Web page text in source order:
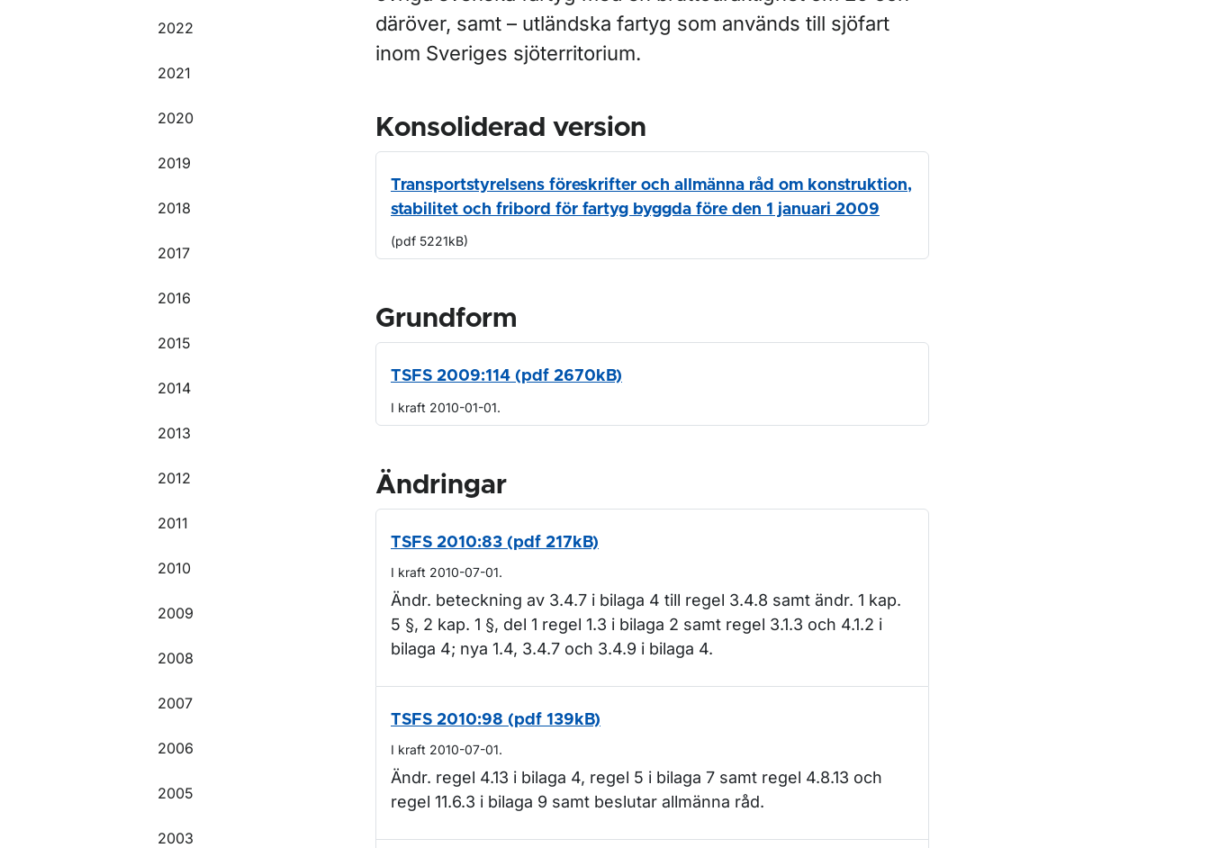
2022
2021
2020
2019
2018
2017
2016
2015
2014
2013
2012
2011
2010
2009
2008
2007
2006
2005
2003
däröver, samt – utländska fartyg som används till sjöfart
inom Sveriges sjöterritorium.
Konsoliderad version
Transportstyrelsens föreskrifter och allmänna råd om konstruktion,
stabilitet och fribord för fartyg byggda före den 1 januari 2009
(pdf 5221kB)
Grundform
TSFS 2009:114 (pdf 2670kB)
I kraft 2010-01-01.
Ändringar
TSFS 2010:83 (pdf 217kB)
I kraft 2010-07-01.
Ändr. beteckning av 3.4.7 i bilaga 4 till regel 3.4.8 samt ändr. 1 kap.
5 §, 2 kap. 1 §, del 1 regel 1.3 i bilaga 2 samt regel 3.1.3 och 4.1.2 i
bilaga 4; nya 1.4, 3.4.7 och 3.4.9 i bilaga 4.
TSFS 2010:98 (pdf 139kB)
I kraft 2010-07-01.
Ändr. regel 4.13 i bilaga 4, regel 5 i bilaga 7 samt regel 4.8.13 och
regel 11.6.3 i bilaga 9 samt beslutar allmänna råd.